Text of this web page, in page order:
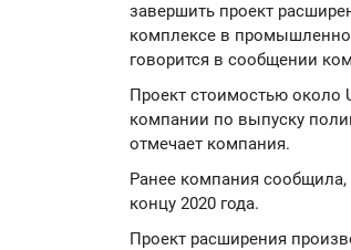
завершить проект
комплексе в
говорится в сообщении
Проект стоимостью около
компании по выпуску
отмечает компания.
Ранее компания
концу 2020 года.
Проект расширения